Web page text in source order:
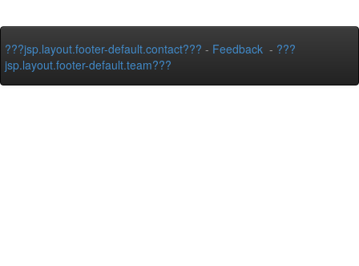
???jsp.layout.footer-default.contact??? - Feedback - ???
jsp.layout.footer-default.team???